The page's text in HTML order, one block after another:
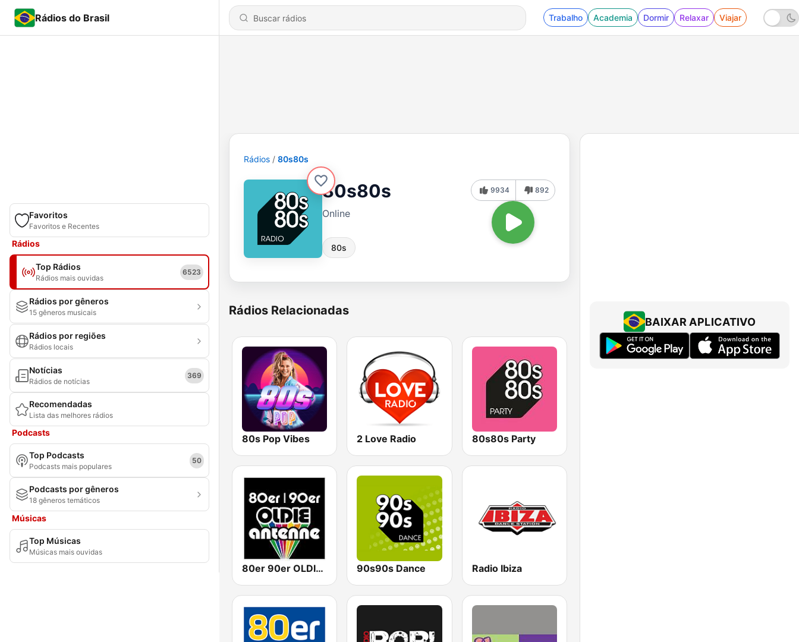
Rádios do Brasil Trabalho Academia Dormir Relaxar Viajar
Favoritos
Favoritos e Recentes
Rádios
Top Rádios
Rádios mais ouvidas
6523
Rádios por gêneros
15 gêneros musicais
Rádios por regiões
Rádios locais
Notícias
Rádios de notícias
369
Recomendadas
Lista das melhores rádios
Podcasts
Top Podcasts
Podcasts mais populares
50
Podcasts por gêneros
18 gêneros temáticos
Músicas
Top Músicas
Músicas mais ouvidas
Rádios 80s80s
80s80s
Online
80s
9934 892
Rádios Relacionadas
80s Pop Vibes 2 Love Radio 80s80s Party
80er 90er OLDIE ANTENNE 90s90s Dance Radio Ibiza
BAIXAR APLICATIVO